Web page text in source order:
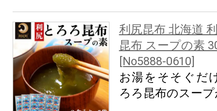
利尻昆布 北海道
昆布 スープの素
[No5888-0610]
お湯をそそぐだ
ろろ昆布のスー